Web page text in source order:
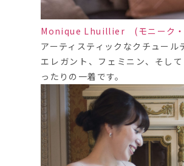
Monique Lhuillier (モニーク・
アーティスティックなクチュール
エレガント、フェミニン、そし
ったりの一着です。